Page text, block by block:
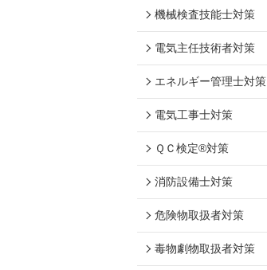
機械検査技能士対策
電気主任技術者対策
エネルギー管理士対策
電気工事士対策
ＱＣ検定®対策
消防設備士対策
危険物取扱者対策
毒物劇物取扱者対策